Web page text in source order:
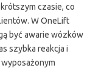
czasie, co
W OneLift
być awarie wózków
szybka reakcja i